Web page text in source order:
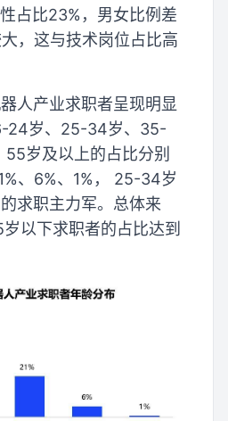
占比23%，男女比例差
，这与技术岗位占比高
人产业求职者呈现明显
24岁、25-34岁、35-
岁及以上的占比分别
、6%、1%， 25-34岁
求职主力军。总体来
以下求职者的占比达到